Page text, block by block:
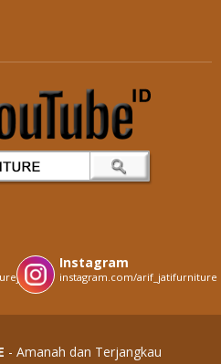
Instagram
instagram.com/arif_jatifurniture
- Amanah dan Terjangkau